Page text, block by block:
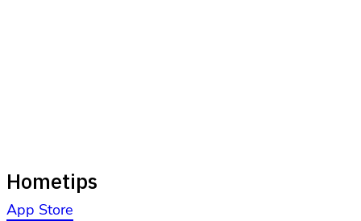
Hometips
App Store